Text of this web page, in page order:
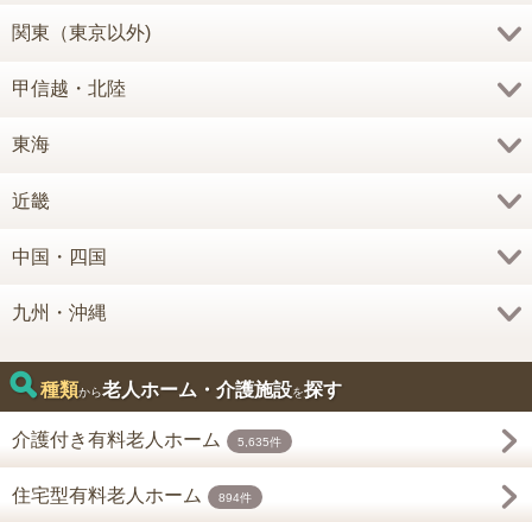
関東（東京以外)
甲信越・北陸
東海
近畿
中国・四国
九州・沖縄
種類から老人ホーム・介護施設を探す
介護付き有料老人ホーム 5,635件
住宅型有料老人ホーム 894件